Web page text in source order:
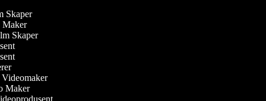
Skaper
Maker
Skaper
Videomaker
Maker